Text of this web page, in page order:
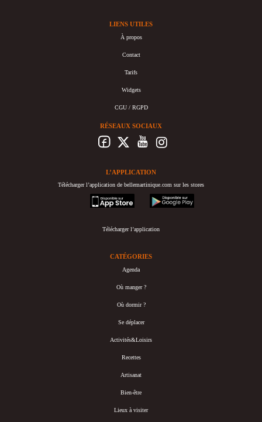
LIENS UTILES
À propos
Contact
Tarifs
Widgets
CGU / RGPD
RÉSEAUX SOCIAUX
L’APPLICATION
Télécharger l’application de bellemartinique.com sur les stores
appstore
googleplay
Télécharger l’application
CATÉGORIES
Agenda
Où manger ?
Où dormir ?
Se déplacer
Activités&Loisirs
Recettes
Artisanat
Bien-être
Lieux à visiter